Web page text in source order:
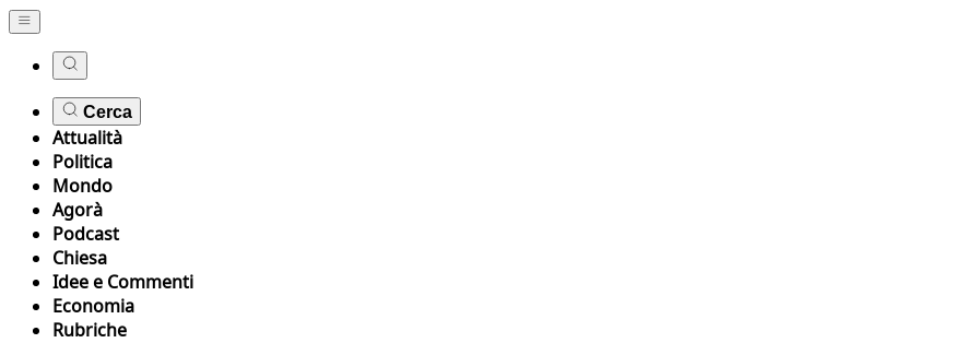
Cerca
Attualità
Politica
Mondo
Agorà
Podcast
Chiesa
Idee e Commenti
Economia
Rubriche